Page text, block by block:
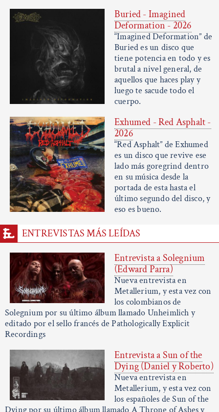
Buried - Imagined
Deformation - 2026
“Imagined Deformation” de
Buried es un disco que
tiene potencia en todo y es
brutal a nivel general, de
aquellos que haces play y
luego te sacude todo el
cuerpo.
Exhumed - Red Asphalt -
2026
“Red Asphalt” de Exhumed
es un disco que revive ese
lado más goregrind dentro
en su música desde la
portada de esta hasta el
último segundo del disco, y
eso es bueno.
ENTREVISTAS MÁS LEÍDAS
Entrevista a Solegnium
(Edward Parra)
Nueva entrevista en
Metallerium, y esta vez con
los colombianos de
Solegnium por su último álbum llamado Unheimlich y
editado por el sello francés de Pathologically Explicit
Recordings
Entrevista a Sun of the
Dying (Daniel y Roberto)
Nueva entrevista en
Metallerium, y esta vez con
los españoles de Sun of the